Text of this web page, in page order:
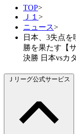
TOP>
Ｊ１ >
ニュース>
日本、3失点
勝を果たす【
決勝 日本vsカ
Ｊリーグ公式サービス